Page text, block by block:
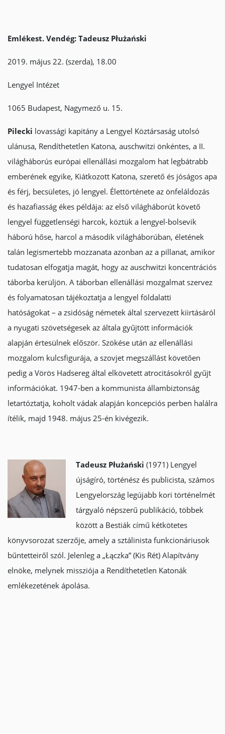
Emlékest. Vendég: Tadeusz Płużański
2019. május 22. (szerda), 18.00
Lengyel Intézet
1065 Budapest, Nagymező u. 15.
Pilecki lovassági kapitány a Lengyel Köztársaság utolsó
ulánusa, Rendíthetetlen Katona, auschwitzi önkéntes, a II.
világháborús európai ellenállási mozgalom hat legbátrabb
emberének egyike, Kiátkozott Katona, szerető és jóságos apa
és férj, becsületes, jó lengyel. Élettörténete az önfeláldozás
és hazafiasság ékes példája: az első világháborút követő
lengyel függetlenségi harcok, köztük a lengyel-bolsevik
háború hőse, harcol a második világháborúban, életének
talán legismertebb mozzanata azonban az a pillanat, amikor
tudatosan elfogatja magát, hogy az auschwitzi koncentrációs
táborba kerüljön. A táborban ellenállási mozgalmat szervez
és folyamatosan tájékoztatja a lengyel földalatti
hatóságokat – a zsidóság németek által szervezett kiirtásáról
a nyugati szövetségesek az általa gyűjtött információk
alapján értesülnek először. Szökése után az ellenállási
mozgalom kulcsfigurája, a szovjet megszállást követően
pedig a Vörös Hadsereg által elkövetett atrocitásokról gyűjt
információkat. 1947-ben a kommunista állambiztonság
letartóztatja, koholt vádak alapján koncepciós perben halálra
ítélik, majd 1948. május 25-én kivégezik.
Tadeusz Płużański (1971) Lengyel
újságíró, történész és publicista, számos
Lengyelország legújabb kori történelmét
tárgyaló népszerű publikáció, többek
között a Bestiák című kétkötetes
könyvsorozat szerzője, amely a sztálinista funkcionáriusok
bűntetteiről szól. Jelenleg a „Łączka” (Kis Rét) Alapítvány
elnöke, melynek missziója a Rendíthetetlen Katonák
emlékezetének ápolása.